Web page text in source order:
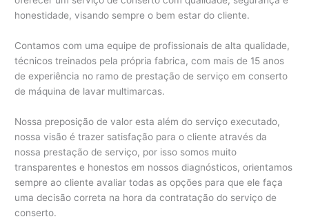
honestidade, visando sempre o bem estar do cliente.
Contamos com uma equipe de profissionais de alta qualidade,
técnicos treinados pela própria fabrica, com mais de 15 anos
de experiência no ramo de prestação de serviço em conserto
de máquina de lavar multimarcas.
Nossa preposição de valor esta além do serviço executado,
nossa visão é trazer satisfação para o cliente através da
nossa prestação de serviço, por isso somos muito
transparentes e honestos em nossos diagnósticos, orientamos
sempre ao cliente avaliar todas as opções para que ele faça
uma decisão correta na hora da contratação do serviço de
conserto.